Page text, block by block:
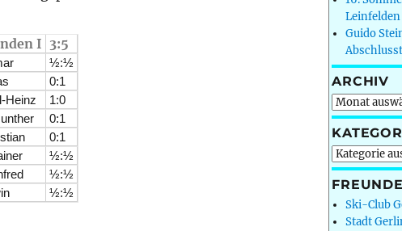
I 3:5
½:½
0:1
Heinz
1:0
0:1
0:1
½:½
½:½
½:½
Leinfelden
Guido
ARCHIV
Archiv
Kategorien
FREUNDE
Ski-Club
Stadt